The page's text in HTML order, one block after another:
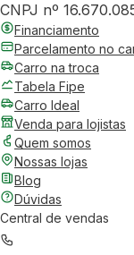
CNPJ nº
Financiamento
Parcelamento no
Carro na troca
Tabela Fipe
Carro Ideal
Venda para lojistas
Quem somos
Nossas lojas
Blog
Dúvidas
Central de vendas